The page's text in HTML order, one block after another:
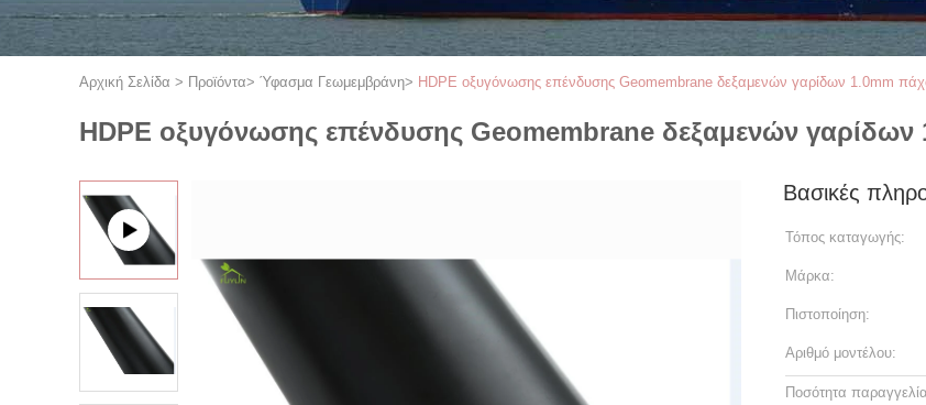
Αρχική Σελίδα > Προϊόντα> Ύφασμα Γεωμεμβράνη> HDPE οξυγόνωσης επένδυσης Geomembrane δεξαμενών γαρίδων 1.0mm
HDPE οξυγόνωσης επένδυσης Geomembrane δεξαμενών γαρίδων
Βασικές
Τόπος καταγωγής:
Μάρκα:
Πιστοποίηση:
Αριθμό μοντέλου:
Ποσότητα